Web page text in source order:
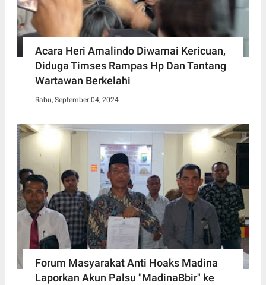
Acara Heri Amalindo Diwarnai Kericuan,
Diduga Timses Rampas Hp Dan Tantang
Wartawan Berkelahi
Rabu, September 04, 2024
Forum Masyarakat Anti Hoaks Madina
Laporkan Akun Palsu "MadinaBbir" ke